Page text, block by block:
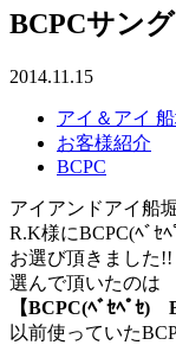
BCPCサン
2014.11.15
アイ＆アイ
お客様紹介
BCPC
アイアンドアイ船
R.K様にBCPC(ﾍﾞｾ
お選び頂きました!!
選んで頂いたのは
【BCPC(ﾍﾞｾﾍﾟｾ)
以前使っていた